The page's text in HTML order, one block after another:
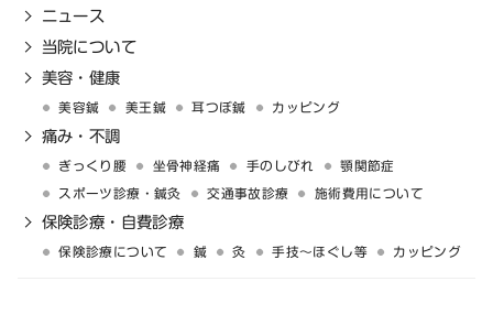
ニュース
当院について
美容・健康
美容鍼 美王鍼 耳つぼ鍼 カッピング
痛み・不調
ぎっくり腰 坐骨神経痛 手のしびれ 顎関節症
スポーツ診療・鍼灸 交通事故診療 施術費用について
保険診療・自費診療
保険診療について 鍼 灸 手技〜ほぐし等 カッピング